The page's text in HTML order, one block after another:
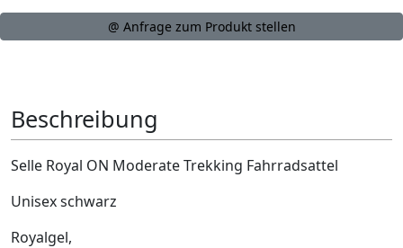
@ Anfrage zum Produkt stellen
Beschreibung
Selle Royal ON Moderate Trekking Fahrradsattel
Unisex schwarz
Royalgel,